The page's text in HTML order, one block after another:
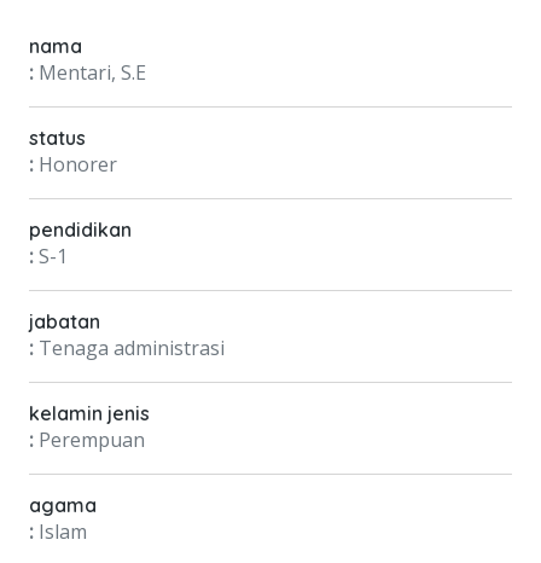
nama
: Mentari, S.E
status
: Honorer
pendidikan
:S-1
jabatan
: Tenaga administrasi
kelamin jenis
: Perempuan
agama
: Islam